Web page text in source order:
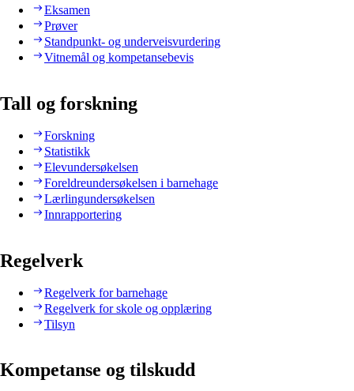
Eksamen
Prøver
Standpunkt- og underveisvurdering
Vitnemål og kompetansebevis
Tall og forskning
Forskning
Statistikk
Elevundersøkelsen
Foreldreundersøkelsen i barnehage
Lærlingundersøkelsen
Innrapportering
Regelverk
Regelverk for barnehage
Regelverk for skole og opplæring
Tilsyn
Kompetanse og tilskudd